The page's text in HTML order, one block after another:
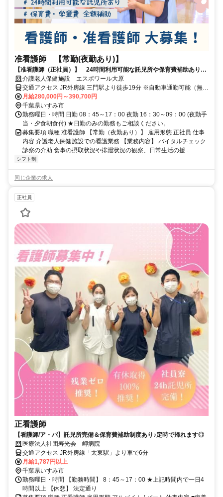
准看護師 【常勤(夜勤あり)】
【准看護師（正社員）】 24時間利用可能な託児所や保育費補助あり◎
看護師募集中♪見学のみ大歓迎！
介護老人保健施設 エスポワール大原
交通アクセス JR外房線 三門駅より徒歩19分 ※自動車通勤可能（無料
駐車場完備）
月給280,000円～390,700円
千葉県いすみ市
勤務曜日・時間 日勤 08：45～17：00 夜勤 16：30～09：00 (夜勤手
当・夕食朝食付) ★日勤のみの勤務もご相談ください。
募集要項 職種 准看護師 【常勤（夜勤あり）】 雇用形態 正社員 仕事
内容 介護老人保健施設での看護業務 【業務内容】 バイタルチェック
診察の介助 食事の摂取状況や排泄状況の観察、日常生活の援...
シフト制
同じ企業の求人
正社員
正看護師
【看護師/ア・パ】託児所完備＆保育費補助制度あり♪定時で帰れます◎
医療法人社団寿光会 岬病院
交通アクセス JR外房線「太東駅」より車で6分
月給1,787円以上
千葉県いすみ市
勤務曜日・時間 【勤務時間】 8：45～17：00 ★上記時間内で一日4
時間以上 【休憩】 法定通り